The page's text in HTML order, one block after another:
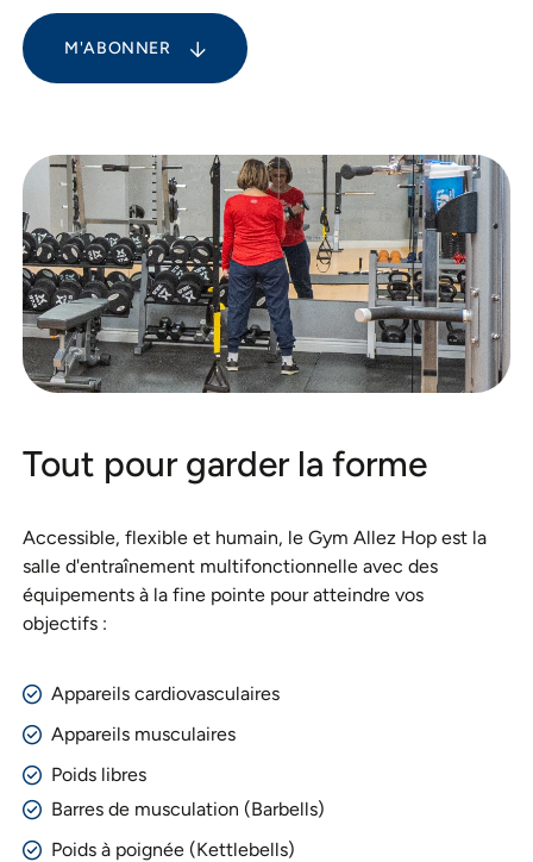
M'ABONNER
Tout pour garder la forme
Accessible, flexible et humain, le Gym Allez Hop est la
salle d'entraînement multifonctionnelle avec des
équipements à la fine pointe pour atteindre vos
objectifs :
Appareils cardiovasculaires
Appareils musculaires
Poids libres
Barres de musculation (Barbells)
Poids à poignée (Kettlebells)